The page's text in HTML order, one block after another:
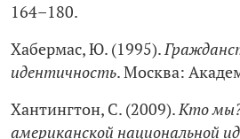
164–180.
Хабермас, Ю. (1995).
идентичность. Москва:
Хантингтон, С. (2009).Кто
американской национальной